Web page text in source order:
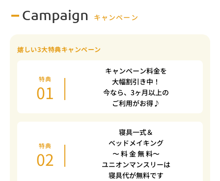
Campaign キャンペーン
嬉しい3大特典キャンペーン
特典
01
キャンペーン料金を
大幅割引き中！
今なら、3ヶ月以上の
ご利用がお得♪
特典
02
寝具一式＆
ベッドメイキング
〜 料 金 無 料〜
ユニオンマンスリーは
寝具代が無料です